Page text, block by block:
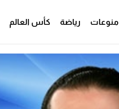
منوعات رياضة كأس العالم